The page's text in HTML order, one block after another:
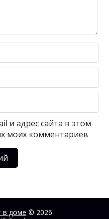
и адрес сайта в этом
моих комментариев
в доме © 2026